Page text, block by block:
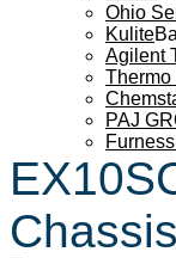
Ohio
Kulite
Agilent
Thermo
PAJ
Chassis